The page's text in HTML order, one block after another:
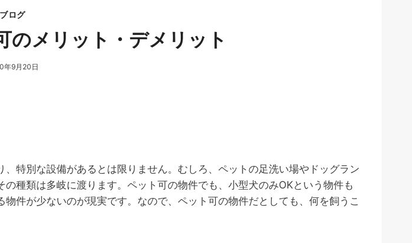
ブログ
のメリット・デメリット
年9月20日
特別な設備があるとは限りません。むしろ、ペットの足洗い場やドッグラン
種類は多岐に渡ります。ペット可の物件でも、小型犬のみOKという物件も
件が少ないのが現実です。なので、ペット可の物件だとしても、何を飼うこ